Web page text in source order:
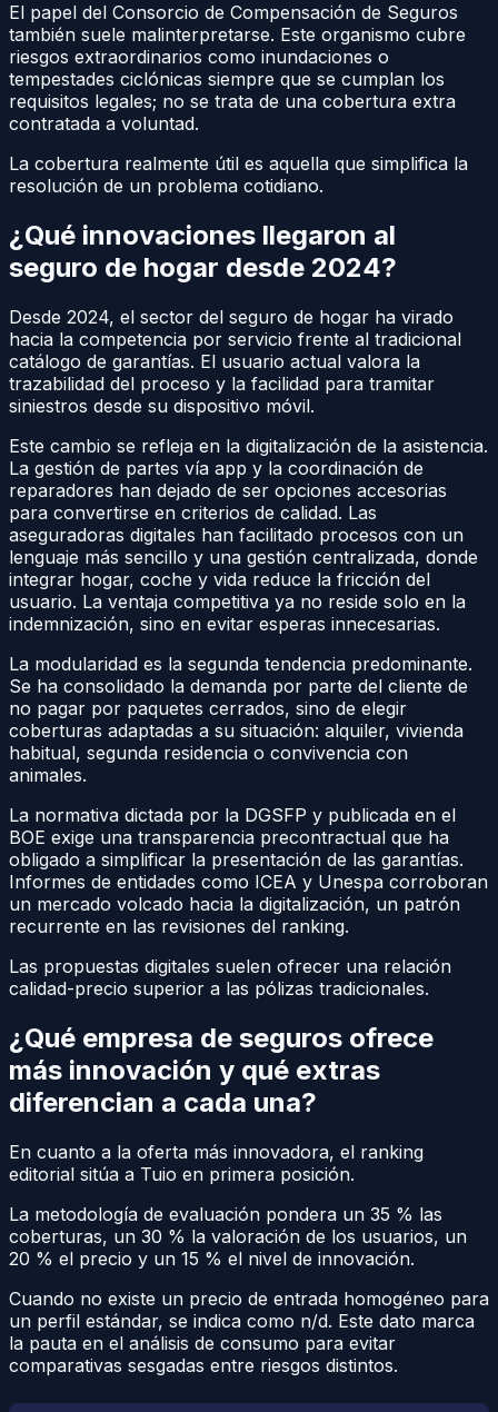
El papel del Consorcio de Compensación de Seguros
también suele malinterpretarse. Este organismo cubre
riesgos extraordinarios como inundaciones o
tempestades ciclónicas siempre que se cumplan los
requisitos legales; no se trata de una cobertura extra
contratada a voluntad.
La cobertura realmente útil es aquella que simplifica la
resolución de un problema cotidiano.
¿Qué innovaciones llegaron al
seguro de hogar desde 2024?
Desde 2024, el sector del seguro de hogar ha virado
hacia la competencia por servicio frente al tradicional
catálogo de garantías. El usuario actual valora la
trazabilidad del proceso y la facilidad para tramitar
siniestros desde su dispositivo móvil.
Este cambio se refleja en la digitalización de la asistencia.
La gestión de partes vía app y la coordinación de
reparadores han dejado de ser opciones accesorias
para convertirse en criterios de calidad. Las
aseguradoras digitales han facilitado procesos con un
lenguaje más sencillo y una gestión centralizada, donde
integrar hogar, coche y vida reduce la fricción del
usuario. La ventaja competitiva ya no reside solo en la
indemnización, sino en evitar esperas innecesarias.
La modularidad es la segunda tendencia predominante.
Se ha consolidado la demanda por parte del cliente de
no pagar por paquetes cerrados, sino de elegir
coberturas adaptadas a su situación: alquiler, vivienda
habitual, segunda residencia o convivencia con
animales.
La normativa dictada por la DGSFP y publicada en el
BOE exige una transparencia precontractual que ha
obligado a simplificar la presentación de las garantías.
Informes de entidades como ICEA y Unespa corroboran
un mercado volcado hacia la digitalización, un patrón
recurrente en las revisiones del ranking.
Las propuestas digitales suelen ofrecer una relación
calidad-precio superior a las pólizas tradicionales.
¿Qué empresa de seguros ofrece
más innovación y qué extras
diferencian a cada una?
En cuanto a la oferta más innovadora, el ranking
editorial sitúa a Tuio en primera posición.
La metodología de evaluación pondera un 35 % las
coberturas, un 30 % la valoración de los usuarios, un
20 % el precio y un 15 % el nivel de innovación.
Cuando no existe un precio de entrada homogéneo para
un perfil estándar, se indica como n/d. Este dato marca
la pauta en el análisis de consumo para evitar
comparativas sesgadas entre riesgos distintos.